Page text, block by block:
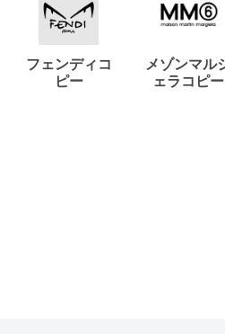
フェンディコ
ピー
メゾンマル
ェラコピー